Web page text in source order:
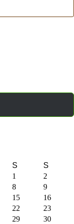
S
S
1
2
8
9
15
16
22
23
29
30